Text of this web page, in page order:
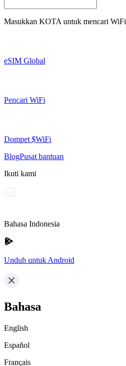
Masukkan KOTA untuk mencari WiFi
eSIM Global
Pencari WiFi
Dompet $WiFi
BlogPusat bantuan
Ikuti kami
Bahasa Indonesia
Unduh untuk Android
Bahasa
English
Español
Français